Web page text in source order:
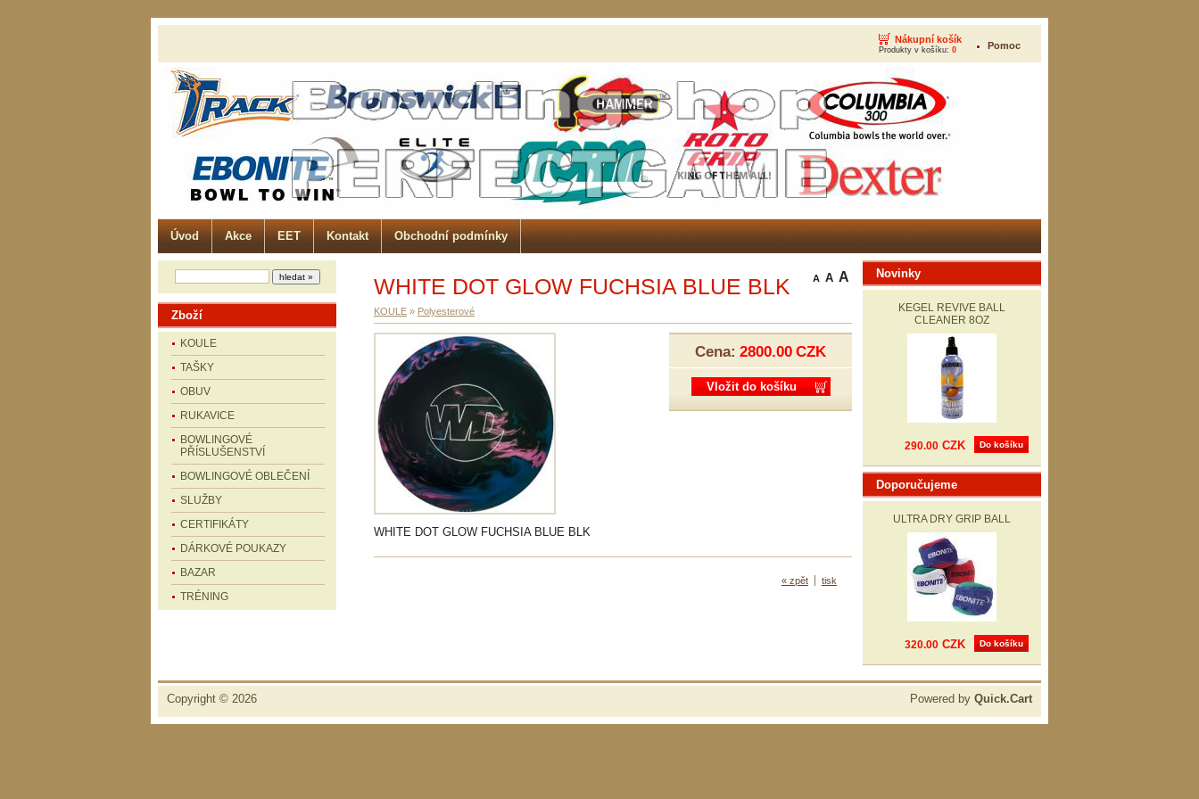
Nákupní košík
Produkty v košíku: 0 Pomoc
Úvod Akce EET Kontakt Obchodní podmínky
Novinky
KEGEL REVIVE BALL
CLEANER 8OZ
Do košíku
290.00 CZK
Doporučujeme
ULTRA DRY GRIP BALL
Do košíku
320.00 CZK
Zboží
KOULE
TAŠKY
OBUV
RUKAVICE
BOWLINGOVÉ
PŘÍSLUŠENSTVÍ
BOWLINGOVÉ OBLEČENÍ
SLUŽBY
CERTIFIKÁTY
DÁRKOVÉ POUKAZY
BAZAR
TRÉNING
A A A
WHITE DOT GLOW FUCHSIA BLUE BLK
KOULE » Polyesterové
Cena: 2800.00 CZK
WHITE DOT GLOW FUCHSIA BLUE BLK
tisk
« zpět
Copyright © 2026 Powered by Quick.Cart